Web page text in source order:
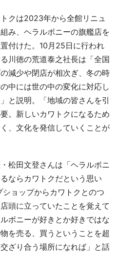
クは2023年から全館リニュ
み、ヘラルボニーの旗艦店を
付けた。10月25日に行われ
川徳の荒道泰之社長は「全国
減少や閉店が相次ぎ、冬の時
中には世の中の変化に対応し
と説明。「地域の皆さんを引
。新しいカワトクになるため
、文化を発信していくことが
松田文登さんは「ヘラルボニ
ならカワトクだという思い
ョップからカワトクとのつ
頭に立っていたことを覚えて
ボニーが好きとか好きではな
を売る、買うということを超
ざり合う場所になれば」と話